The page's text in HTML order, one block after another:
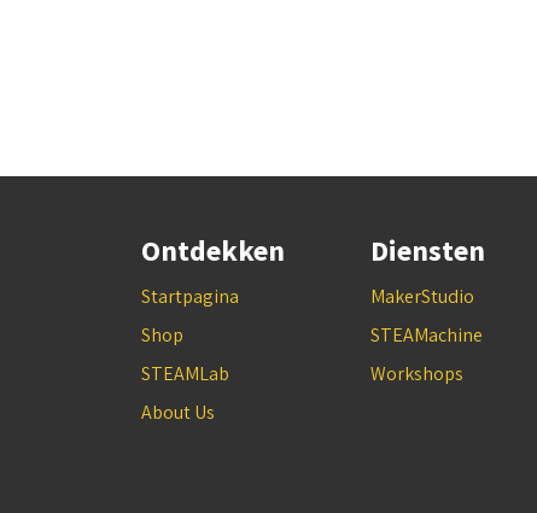
Ontdekken
Startpagina
Shop
STEAMLab
About Us
Diensten
MakerStudio
STEAMachine
Workshops